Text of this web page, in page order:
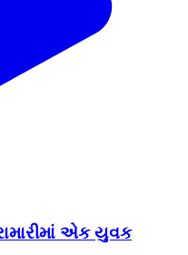
એક યુવક